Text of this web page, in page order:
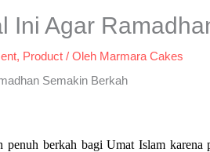
Ini Agar
, Product / Oleh Marmara Cakes
Semakin Berkah
penuh berkah bagi Umat Islam